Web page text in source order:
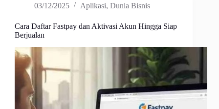
03/12/2025 Aplikasi, Dunia Bisnis
Cara Daftar Fastpay dan Aktivasi Akun Hingga Siap
Berjualan